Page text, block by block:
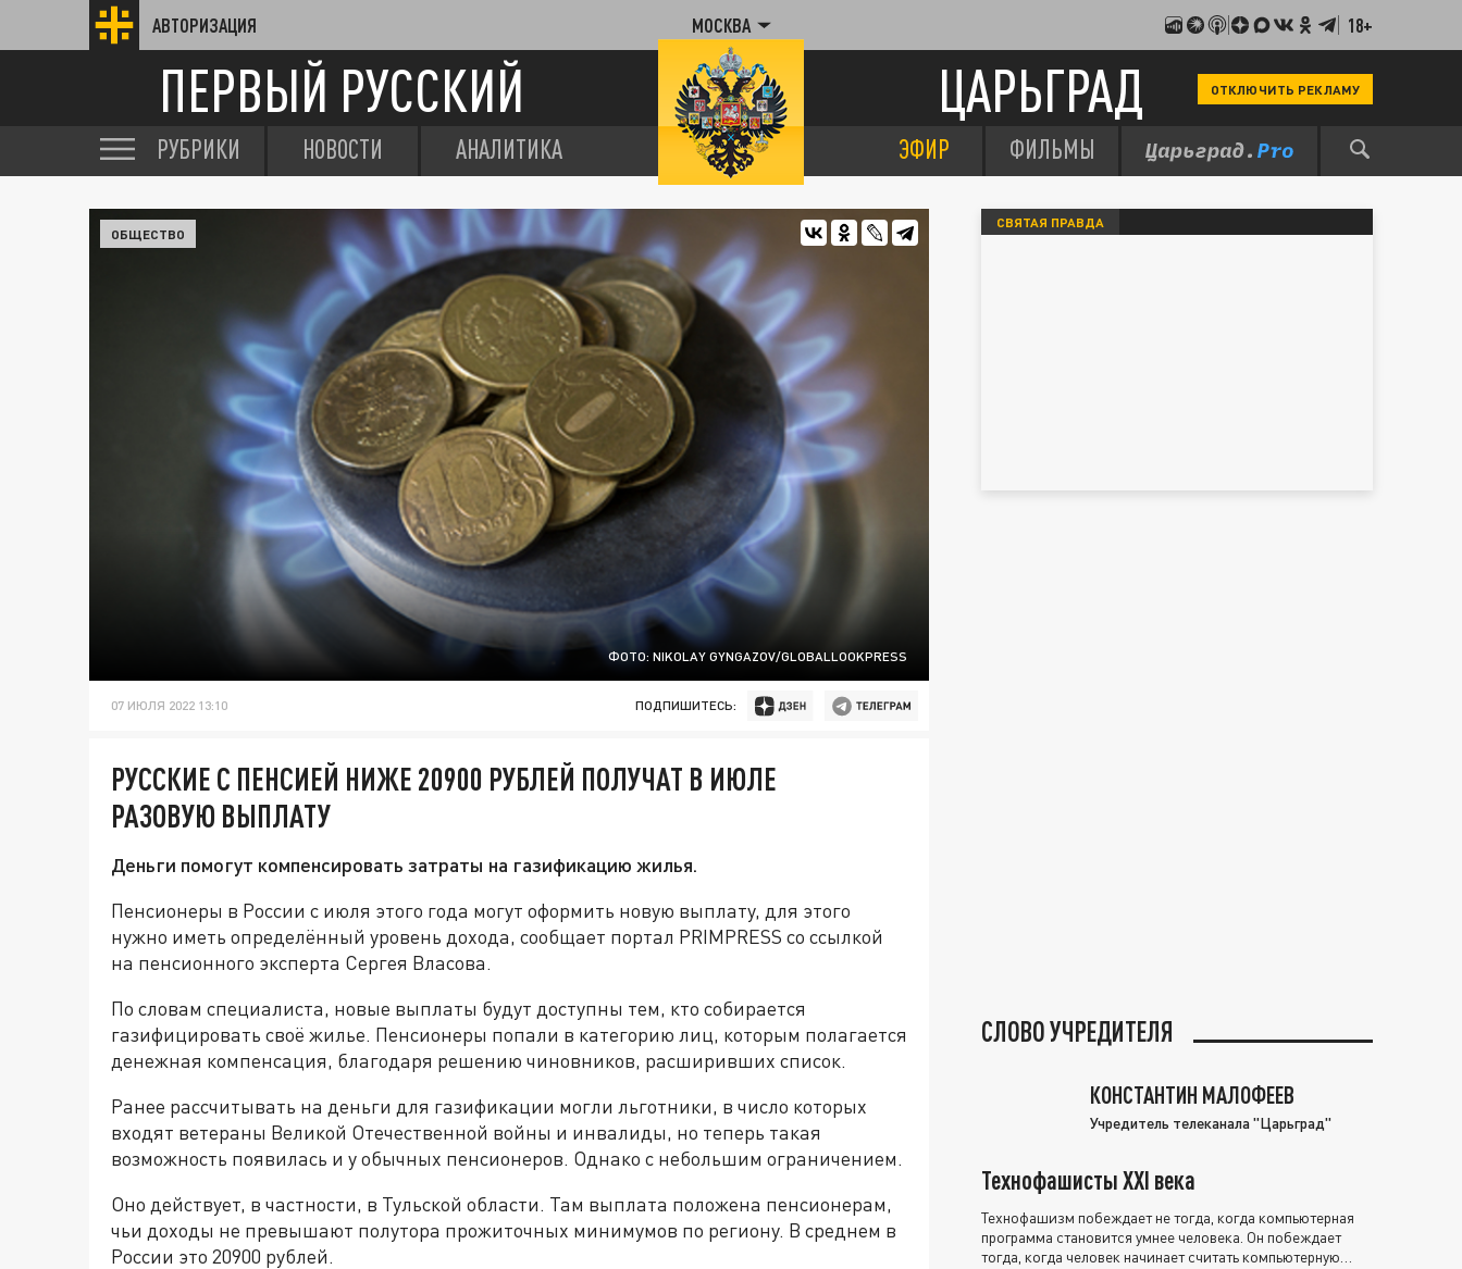
АВТОРИЗАЦИЯ МОСКВА 18+
ПЕРВЫЙ РУССКИЙ ЦАРЬГРАД ОТКЛЮЧИТЬ РЕКЛАМУ
РУБРИКИ НОВОСТИ АНАЛИТИКА ЭФИР ФИЛЬМЫ
ФОТО: NIKOLAY GYNGAZOV/GLOBALLOOKPRESS
ОБЩЕСТВО
07 ИЮЛЯ 2022 13:10 ПОДПИШИТЕСЬ:
РУССКИЕ С ПЕНСИЕЙ НИЖЕ 20900 РУБЛЕЙ ПОЛУЧАТ В ИЮЛЕ
РАЗОВУЮ ВЫПЛАТУ
Деньги помогут компенсировать затраты на газификацию жилья.
Пенсионеры в России с июля этого года могут оформить новую выплату, для этого
нужно иметь определённый уровень дохода, сообщает портал PRIMPRESS со ссылкой
на пенсионного эксперта Сергея Власова.
По словам специалиста, новые выплаты будут доступны тем, кто собирается
газифицировать своё жилье. Пенсионеры попали в категорию лиц, которым полагается
денежная компенсация, благодаря решению чиновников, расширивших список.
Ранее рассчитывать на деньги для газификации могли льготники, в число которых
входят ветераны Великой Отечественной войны и инвалиды, но теперь такая
возможность появилась и у обычных пенсионеров. Однако с небольшим ограничением.
Оно действует, в частности, в Тульской области. Там выплата положена пенсионерам,
чьи доходы не превышают полутора прожиточных минимумов по региону. В среднем в
России это 20900 рублей.
СВЯТАЯ ПРАВДА
СЛОВО УЧРЕДИТЕЛЯ
КОНСТАНТИН МАЛОФЕЕВ
Учредитель телеканала "Царьград"
Технофашисты XXI века
Технофашизм побеждает не тогда, когда компьютерная
программа становится умнее человека. Он побеждает
тогда, когда человек начинает считать компьютерную